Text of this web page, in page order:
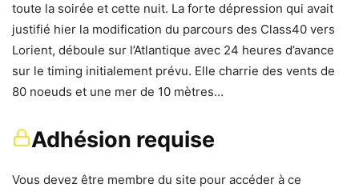
toute la soirée et cette nuit. La forte dépression qui avait
justifié hier la modification du parcours des Class40 vers
Lorient, déboule sur l’Atlantique avec 24 heures d’avance
sur le timing initialement prévu. Elle charrie des vents de
80 noeuds et une mer de 10 mètres…
Adhésion requise
Vous devez être membre du site pour accéder à ce